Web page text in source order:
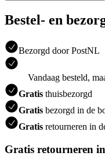
Bestel- en
Bezorgd door PostNL
Vandaag besteld,
Gratis thuisbezorgd
Gratis bezorgd in de
Gratis retourneren in
Gratis retourneren